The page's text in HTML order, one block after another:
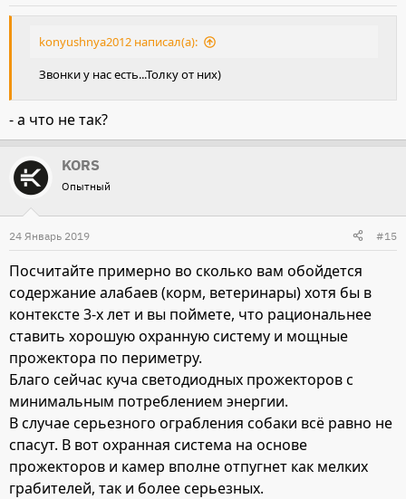
konyushnya2012 написал(а):
Звонки у нас есть...Толку от них)
- а что не так?
KORS
Опытный
24 Январь 2019 #15
Посчитайте примерно во сколько вам обойдется
содержание алабаев (корм, ветеринары) хотя бы в
контексте 3-х лет и вы поймете, что рациональнее
ставить хорошую охранную систему и мощные
прожектора по периметру.
Благо сейчас куча светодиодных прожекторов с
минимальным потреблением энергии.
В случае серьезного ограбления собаки всё равно не
спасут. В вот охранная система на основе
прожекторов и камер вполне отпугнет как мелких
грабителей, так и более серьезных.